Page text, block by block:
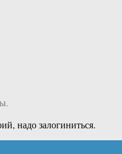
надо залогиниться.